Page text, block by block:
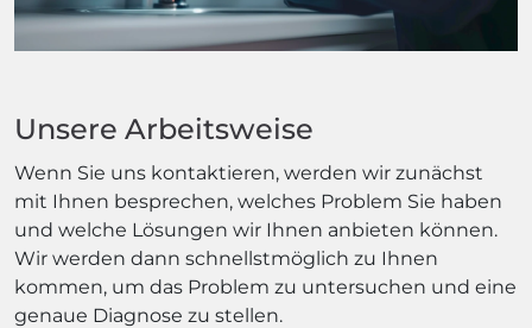
Unsere Arbeitsweise
Wenn Sie uns kontaktieren, werden wir zunächst
mit Ihnen besprechen, welches Problem Sie haben
und welche Lösungen wir Ihnen anbieten können.
Wir werden dann schnellstmöglich zu Ihnen
kommen, um das Problem zu untersuchen und eine
genaue Diagnose zu stellen.